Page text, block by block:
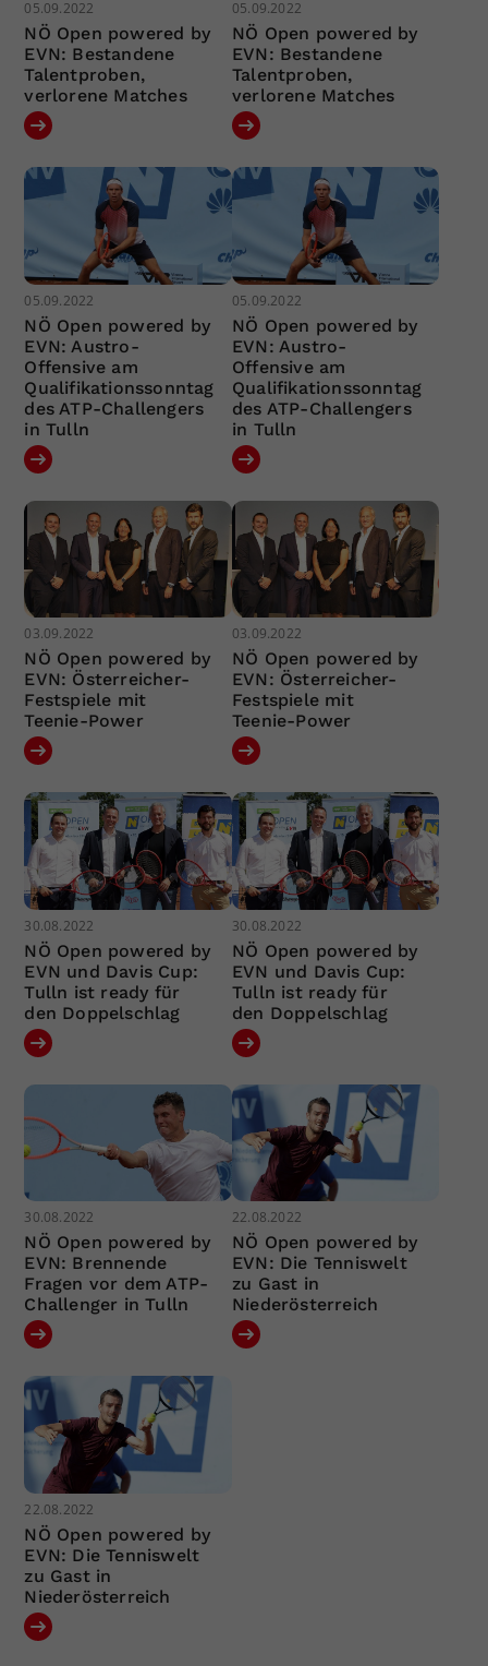
05.09.2022
NÖ Open powered by
EVN: Bestandene
Talentproben,
verlorene Matches
05.09.2022
NÖ Open powered by
EVN: Bestandene
Talentproben,
verlorene Matches
05.09.2022
NÖ Open powered by
EVN: Austro-
Offensive am
Qualifikationssonntag
des ATP-Challengers
in Tulln
05.09.2022
NÖ Open powered by
EVN: Austro-
Offensive am
Qualifikationssonntag
des ATP-Challengers
in Tulln
03.09.2022
NÖ Open powered by
EVN: Österreicher-
Festspiele mit
Teenie-Power
03.09.2022
NÖ Open powered by
EVN: Österreicher-
Festspiele mit
Teenie-Power
30.08.2022
NÖ Open powered by
EVN und Davis Cup:
Tulln ist ready für
den Doppelschlag
30.08.2022
NÖ Open powered by
EVN und Davis Cup:
Tulln ist ready für
den Doppelschlag
30.08.2022
NÖ Open powered by
EVN: Brennende
Fragen vor dem ATP-
Challenger in Tulln
22.08.2022
NÖ Open powered by
EVN: Die Tenniswelt
zu Gast in
Niederösterreich
22.08.2022
NÖ Open powered by
EVN: Die Tenniswelt
zu Gast in
Niederösterreich